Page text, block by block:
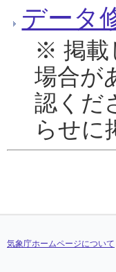
データ
※ 掲載
場合が
認くだ
らせに
気象庁ホームページについて